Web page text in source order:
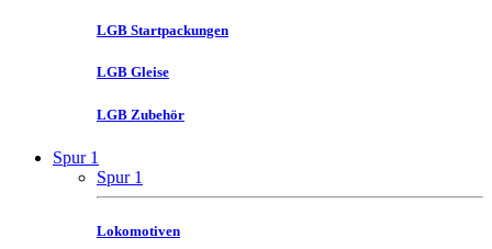
LGB Startpackungen
LGB Gleise
LGB Zubehör
Spur 1
Spur 1
Lokomotiven